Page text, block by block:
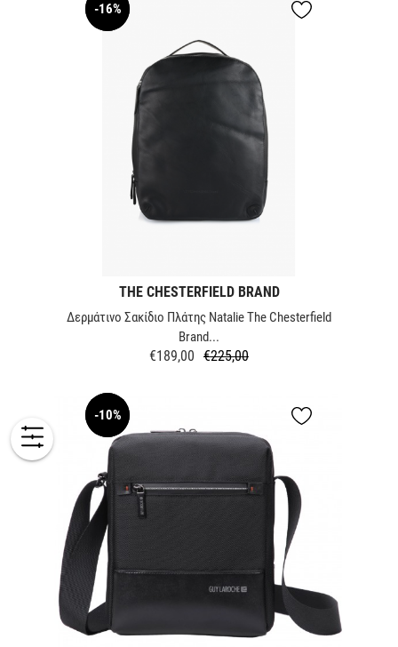
NEW
-16%
THE CHESTERFIELD BRAND
Δερμάτινο Σακίδιο Πλάτης Natalie The Chesterfield
Brand...
Κανονική
€225,00
Τιμή
€189,00
NEW
-10%